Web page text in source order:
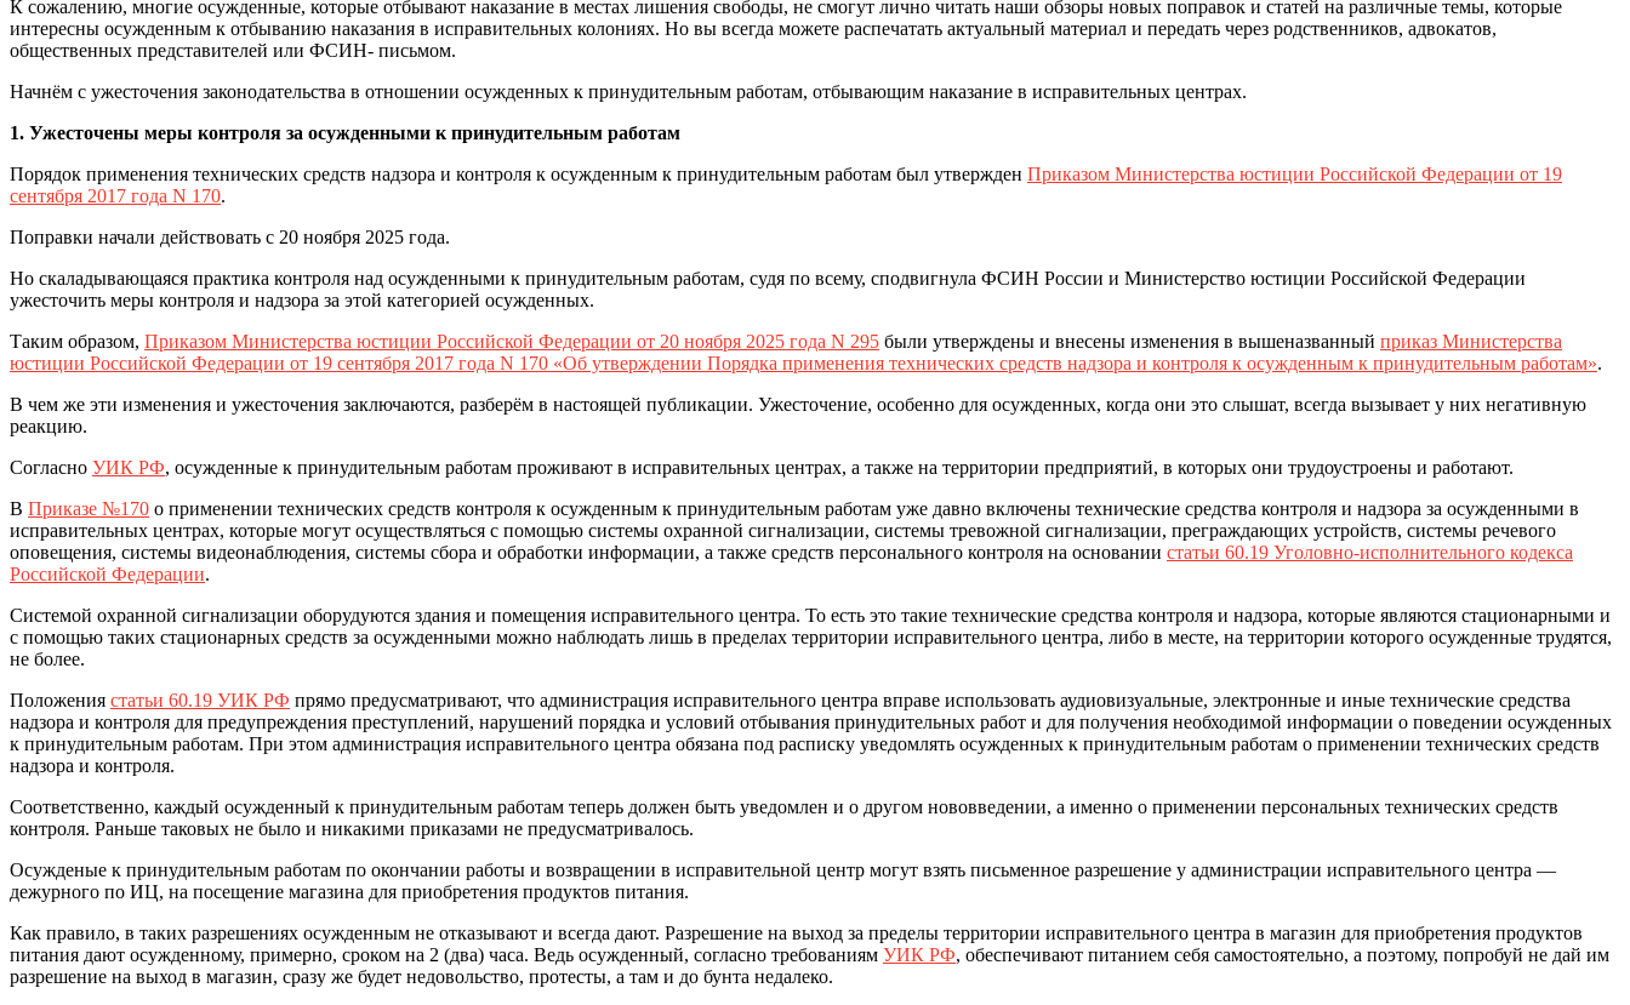
К сожалению, многие осужденные, которые отбывают наказание в местах лишения свободы, не смогут лично читать наши обзоры новых поправок и статей на различные темы, которые
интересны осужденным к отбыванию наказания в исправительных колониях. Но вы всегда можете распечатать актуальный материал и передать через родственников, адвокатов,
общественных представителей или ФСИН- письмом.
Начнём с ужесточения законодательства в отношении осужденных к принудительным работам, отбывающим наказание в исправительных центрах.
1. Ужесточены меры контроля за осужденными к принудительным работам
Порядок применения технических средств надзора и контроля к осужденным к принудительным работам был утвержден Приказом Министерства юстиции Российской Федерации от 19
сентября 2017 года N 170.
Поправки начали действовать с 20 ноября 2025 года.
Но скаладывающаяся практика контроля над осужденными к принудительным работам, судя по всему, сподвигнула ФСИН России и Министерство юстиции Российской Федерации
ужесточить меры контроля и надзора за этой категорией осужденных.
Таким образом, Приказом Министерства юстиции Российской Федерации от 20 ноября 2025 года N 295 были утверждены и внесены изменения в вышеназванный приказ Министерства
юстиции Российской Федерации от 19 сентября 2017 года N 170 «Об утверждении Порядка применения технических средств надзора и контроля к осужденным к принудительным работам».
В чем же эти изменения и ужесточения заключаются, разберём в настоящей публикации. Ужесточение, особенно для осужденных, когда они это слышат, всегда вызывает у них негативную
реакцию.
Согласно УИК РФ, осужденные к принудительным работам проживают в исправительных центрах, а также на территории предприятий, в которых они трудоустроены и работают.
В Приказе №170 о применении технических средств контроля к осужденным к принудительным работам уже давно включены технические средства контроля и надзора за осужденными в
исправительных центрах, которые могут осуществляться с помощью системы охранной сигнализации, системы тревожной сигнализации, преграждающих устройств, системы речевого
оповещения, системы видеонаблюдения, системы сбора и обработки информации, а также средств персонального контроля на основании статьи 60.19 Уголовно-исполнительного кодекса
Российской Федерации.
Системой охранной сигнализации оборудуются здания и помещения исправительного центра. То есть это такие технические средства контроля и надзора, которые являются стационарными и
с помощью таких стационарных средств за осужденными можно наблюдать лишь в пределах территории исправительного центра, либо в месте, на территории которого осужденные трудятся,
не более.
Положения статьи 60.19 УИК РФ прямо предусматривают, что администрация исправительного центра вправе использовать аудиовизуальные, электронные и иные технические средства
надзора и контроля для предупреждения преступлений, нарушений порядка и условий отбывания принудительных работ и для получения необходимой информации о поведении осужденных
к принудительным работам. При этом администрация исправительного центра обязана под расписку уведомлять осужденных к принудительным работам о применении технических средств
надзора и контроля.
Соответственно, каждый осужденный к принудительным работам теперь должен быть уведомлен и о другом нововведении, а именно о применении персональных технических средств
контроля. Раньше таковых не было и никакими приказами не предусматривалось.
Осужденые к принудительным работам по окончании работы и возвращении в исправительной центр могут взять письменное разрешение у администрации исправительного центра —
дежурного по ИЦ, на посещение магазина для приобретения продуктов питания.
Как правило, в таких разрешениях осужденным не отказывают и всегда дают. Разрешение на выход за пределы территории исправительного центра в магазин для приобретения продуктов
питания дают осужденному, примерно, сроком на 2 (два) часа. Ведь осужденный, согласно требованиям УИК РФ, обеспечивают питанием себя самостоятельно, а поэтому, попробуй не дай им
разрешение на выход в магазин, сразу же будет недовольство, протесты, а там и до бунта недалеко.